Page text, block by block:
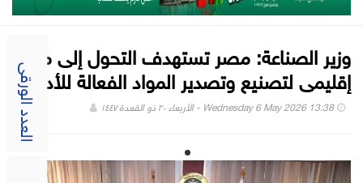
العدد الورقى
وزير الصناعة: مصر تستهدف التحول إلى مركز
إقليمى لتصنيع وتصدير المواد الفعالة للأدوية
Wednesday 6 May 2026 13:38 - الأربعاء ٢٠ ذو القعدة ١٤٤٧